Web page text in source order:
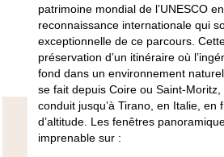
patrimoine mondial de l’UNESCO
reconnaissance internationale qui
exceptionnelle de ce parcours.
préservation d’un itinéraire où
fond dans un environnement
se fait depuis Coire ou Saint-
conduit jusqu’à Tirano, en Italie, en
d’altitude. Les fenêtres
imprenable sur :